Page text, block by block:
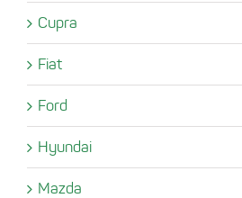
Cupra
Fiat
Ford
Hyundai
Mazda